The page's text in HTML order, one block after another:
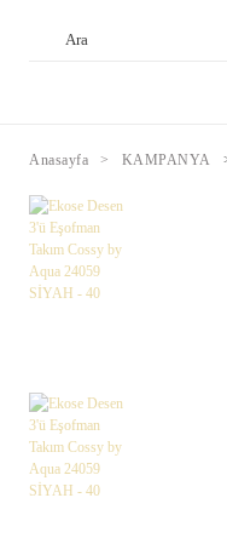
Anasayfa KAMPANYA